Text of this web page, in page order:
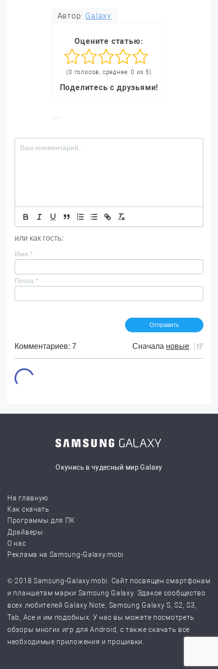
Автор: Galaxy
Оцените статью:
(0 голосов, среднее: 0 из 5)
Поделитесь с друзьями!
или как гость:
Имя *
Почта *
Комментариев: 7 Сначала новые
Окунись в чудесный мир Galaxy
На главную
Как скачать
Программы для ПК
Драйверы
О нас
Реклама на Samsung-Galaxy.mobi
© 2018 Samsung-Galaxy.mobi. Сайт посвящен смартфонам
и планшетам марки Samsung Galaxy. Эдакое сообщество
всех любителей Galaxy Note, Samsung Galaxy S, S2, S3,
Tab, Ace и им подобных. У нас вы можете посмотреть
обзоры многих игр для Android, с также скачать все
необходимые приложения и прошивки.